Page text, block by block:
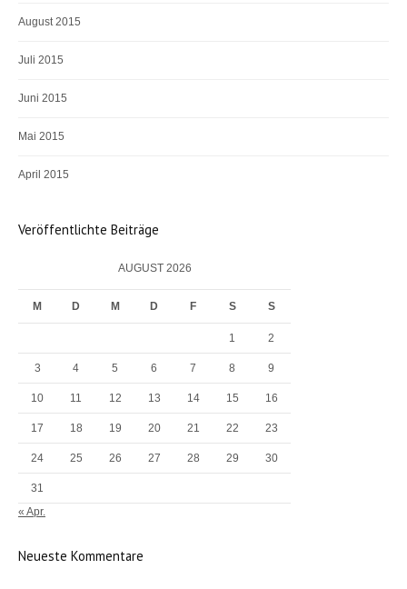
August 2015
Juli 2015
Juni 2015
Mai 2015
April 2015
Veröffentlichte Beiträge
AUGUST 2026
M D M D F S S
1 2
3 4 5 6 7 8 9
10 11 12 13 14 15 16
17 18 19 20 21 22 23
24 25 26 27 28 29 30
31
« Apr.
Neueste Kommentare